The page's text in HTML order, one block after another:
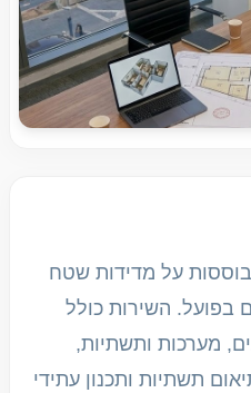
על מדידות שטח
בפועל. השירות כולל
מערכות ותשתיות,
תשתיות ותכנון עתידי